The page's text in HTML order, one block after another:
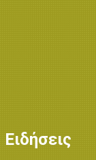
Ειδήσεις